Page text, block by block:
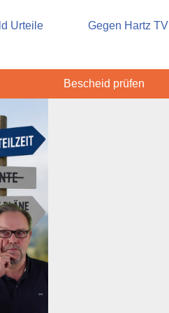
Urteile Gegen Hartz TV
Bescheid prüfen